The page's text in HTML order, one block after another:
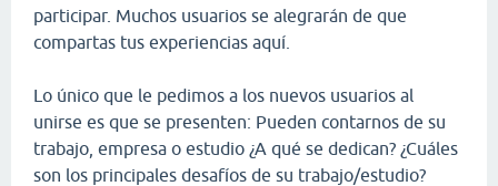
participar. Muchos usuarios se alegrarán de que
compartas tus experiencias aquí.
Lo único que le pedimos a los nuevos usuarios al
unirse es que se presenten: Pueden contarnos de su
trabajo, empresa o estudio ¿A qué se dedican? ¿Cuáles
son los principales desafíos de su trabajo/estudio?